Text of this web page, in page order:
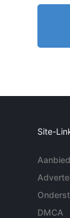
Site-
DMCA